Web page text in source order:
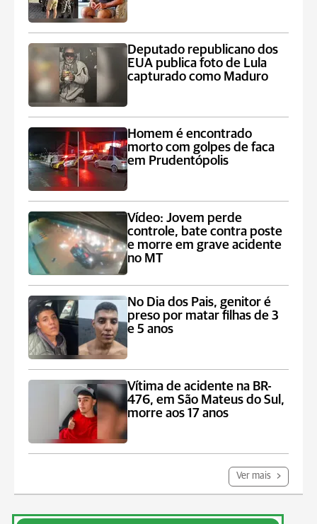
Deputado republicano dos
EUA publica foto de Lula
capturado como Maduro
Homem é encontrado
morto com golpes de faca
em Prudentópolis
Vídeo: Jovem perde
controle, bate contra poste
e morre em grave acidente
no MT
No Dia dos Pais, genitor é
preso por matar filhas de 3
e 5 anos
Vítima de acidente na BR-
476, em São Mateus do Sul,
morre aos 17 anos
Ver mais